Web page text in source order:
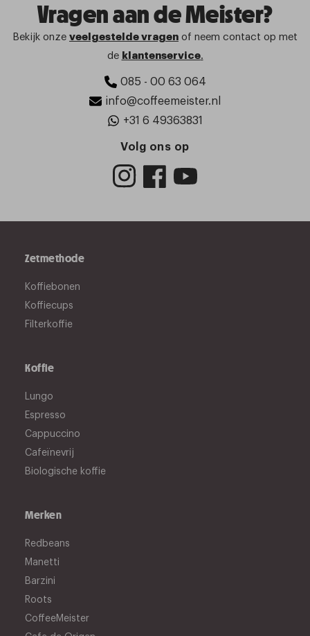
Vragen aan de Meister?
Bekijk onze veelgestelde vragen of neem contact op met
de klantenservice.
085 - 00 63 064
info@coffeemeister.nl
+31 6 49363831
Volg ons op
Zetmethode
Koffiebonen
Koffiecups
Filterkoffie
Koffie
Lungo
Espresso
Cappuccino
Cafeïnevrij
Biologische koffie
Merken
Redbeans
Manetti
Barzini
Roots
CoffeeMeister